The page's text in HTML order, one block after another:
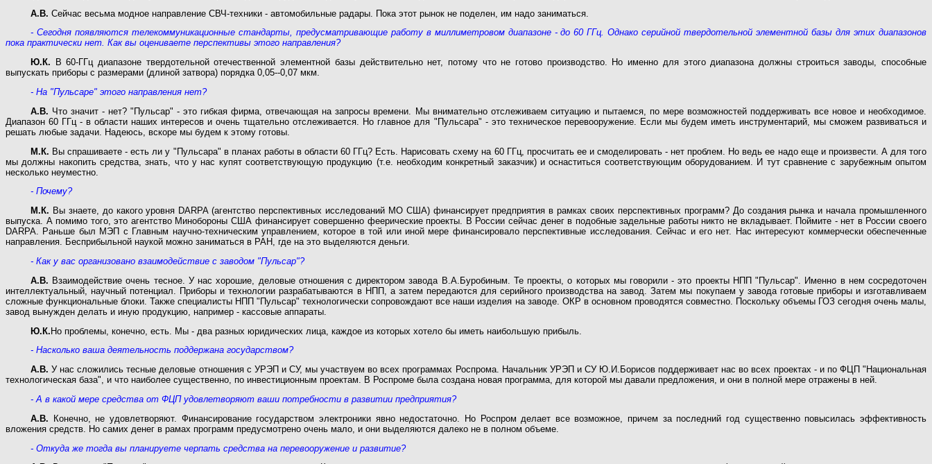
А.В. Сейчас весьма модное направление СВЧ-техники - автомобильные радары. Пока этот рынок не поделен, им надо заниматься.
- Сегодня появляются телекоммуникационные стандарты, предусматривающие работу в миллиметровом диапазоне - до 60 ГГц. Однако серийной твердотельной элементной базы для этих диапазонов
пока практически нет. Как вы оцениваете перспективы этого направления?
Ю.К. В 60-ГГц диапазоне твердотельной отечественной элементной базы действительно нет, потому что не готово производство. Но именно для этого диапазона должны строиться заводы, способные
выпускать приборы с размерами (длиной затвора) порядка 0,05--0,07 мкм.
- На "Пульсаре" этого направления нет?
А.В. Что значит - нет? "Пульсар" - это гибкая фирма, отвечающая на запросы времени. Мы внимательно отслеживаем ситуацию и пытаемся, по мере возможностей поддерживать все новое и необходимое.
Диапазон 60 ГГц - в области наших интересов и очень тщательно отслеживается. Но главное для "Пульсара" - это техническое перевооружение. Если мы будем иметь инструментарий, мы сможем развиваться и
решать любые задачи. Надеюсь, вскоре мы будем к этому готовы.
М.К. Вы спрашиваете - есть ли у "Пульсара" в планах работы в области 60 ГГц? Есть. Нарисовать схему на 60 ГГц, просчитать ее и смоделировать - нет проблем. Но ведь ее надо еще и произвести. А для того
мы должны накопить средства, знать, что у нас купят соответствующую продукцию (т.е. необходим конкретный заказчик) и оснаститься соответствующим оборудованием. И тут сравнение с зарубежным опытом
несколько неуместно.
- Почему?
М.К. Вы знаете, до какого уровня DARPA (агентство перспективных исследований МО США) финансирует предприятия в рамках своих перспективных программ? До создания рынка и начала промышленного
выпуска. А помимо того, это агентство Минобороны США финансирует совершенно феерические проекты. В России сейчас денег в подобные задельные работы никто не вкладывает. Поймите - нет в России своего
DARPA. Раньше был МЭП с Главным научно-техническим управлением, которое в той или иной мере финансировало перспективные исследования. Сейчас и его нет. Нас интересуют коммерчески обеспеченные
направления. Бесприбыльной наукой можно заниматься в РАН, где на это выделяются деньги.
- Как у вас организовано взаимодействие с заводом "Пульсар"?
А.В. Взаимодействие очень тесное. У нас хорошие, деловые отношения с директором завода В.А.Буробиным. Те проекты, о которых мы говорили - это проекты НПП "Пульсар". Именно в нем сосредоточен
интеллектуальный, научный потенциал. Приборы и технологии разрабатываются в НПП, а затем передаются для серийного производства на завод. Затем мы покупаем у завода готовые приборы и изготавливаем
сложные функциональные блоки. Также специалисты НПП "Пульсар" технологически сопровождают все наши изделия на заводе. ОКР в основном проводятся совместно. Поскольку объемы ГОЗ сегодня очень малы,
завод вынужден делать и иную продукцию, например - кассовые аппараты.
Ю.К.Но проблемы, конечно, есть. Мы - два разных юридических лица, каждое из которых хотело бы иметь наибольшую прибыль.
- Насколько ваша деятельность поддержана государством?
А.В. У нас сложились тесные деловые отношения с УРЭП и СУ, мы участвуем во всех программах Роспрома. Начальник УРЭП и СУ Ю.И.Борисов поддерживает нас во всех проектах - и по ФЦП "Национальная
технологическая база", и что наиболее существенно, по инвестиционным проектам. В Роспроме была создана новая программа, для которой мы давали предложения, и они в полной мере отражены в ней.
- А в какой мере средства от ФЦП удовлетворяют ваши потребности в развитии предприятия?
А.В. Конечно, не удовлетворяют. Финансирование государством электроники явно недостаточно. Но Роспром делает все возможное, причем за последний год существенно повысилась эффективность
вложения средств. Но самих денег в рамах программ предусмотрено очень мало, и они выделяются далеко не в полном объеме.
- Откуда же тогда вы планируете черпать средства на перевооружение и развитие?